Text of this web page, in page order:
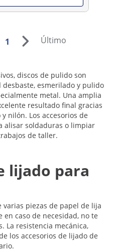
1 Último
discos de pulido son
desbaste, esmerilado y pulido
metal. Una amplia
resultado final gracias
nilón. Los accesorios de
alisar soldaduras o limpiar
de taller.
lijado para
piezas de papel de lija
caso de necesidad, no te
La resistencia mecánica,
los accesorios de lijado de